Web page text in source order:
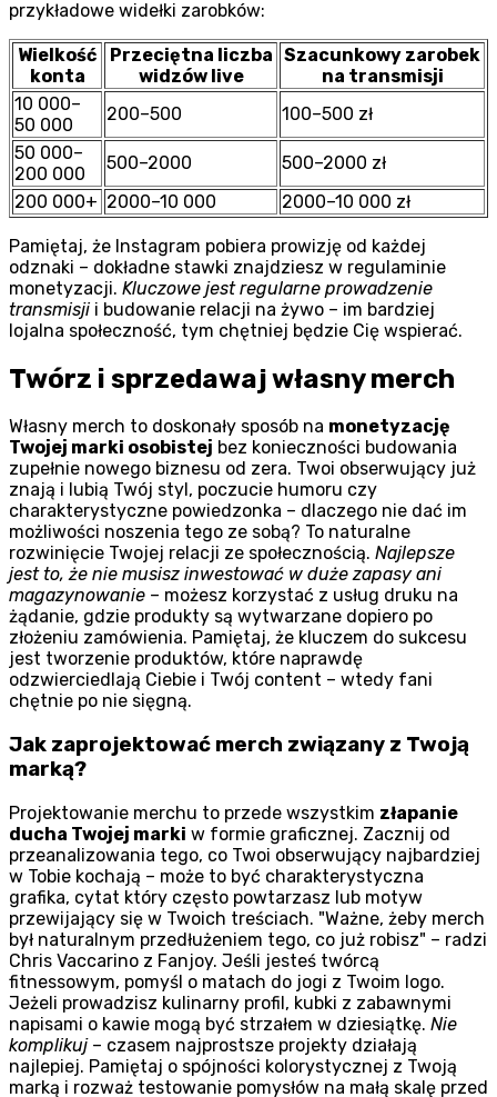
przykładowe widełki zarobków:
Wielkość
konta
Przeciętna liczba
widzów live
Szacunkowy zarobek
na transmisji
10 000–
50 000
200–500
100–500 zł
50 000–
200 000
500–2000
500–2000 zł
200 000+ 2000–10 000 2000–10 000 zł
Pamiętaj, że Instagram pobiera prowizję od każdej
odznaki – dokładne stawki znajdziesz w regulaminie
monetyzacji. Kluczowe jest regularne prowadzenie
transmisji i budowanie relacji na żywo – im bardziej
lojalna społeczność, tym chętniej będzie Cię wspierać.
Twórz i sprzedawaj własny merch
Własny merch to doskonały sposób na monetyzację
Twojej marki osobistej bez konieczności budowania
zupełnie nowego biznesu od zera. Twoi obserwujący już
znają i lubią Twój styl, poczucie humoru czy
charakterystyczne powiedzonka – dlaczego nie dać im
możliwości noszenia tego ze sobą? To naturalne
rozwinięcie Twojej relacji ze społecznością. Najlepsze
jest to, że nie musisz inwestować w duże zapasy ani
magazynowanie – możesz korzystać z usług druku na
żądanie, gdzie produkty są wytwarzane dopiero po
złożeniu zamówienia. Pamiętaj, że kluczem do sukcesu
jest tworzenie produktów, które naprawdę
odzwierciedlają Ciebie i Twój content – wtedy fani
chętnie po nie sięgną.
Jak zaprojektować merch związany z Twoją
marką?
Projektowanie merchu to przede wszystkim złapanie
ducha Twojej marki w formie graficznej. Zacznij od
przeanalizowania tego, co Twoi obserwujący najbardziej
w Tobie kochają – może to być charakterystyczna
grafika, cytat który często powtarzasz lub motyw
przewijający się w Twoich treściach. Ważne, żeby merch
był naturalnym przedłużeniem tego, co już robisz
– radzi
Chris Vaccarino z Fanjoy. Jeśli jesteś twórcą
fitnessowym, pomyśl o matach do jogi z Twoim logo.
Jeżeli prowadzisz kulinarny profil, kubki z zabawnymi
napisami o kawie mogą być strzałem w dziesiątkę. Nie
komplikuj– czasem najprostsze projekty działają
najlepiej. Pamiętaj o spójności kolorystycznej z Twoją
marką i rozważ testowanie pomysłów na małą skalę przed